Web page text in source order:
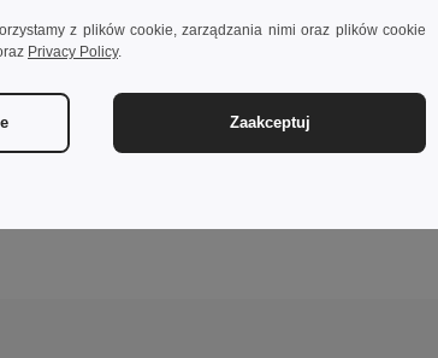
z plików cookie, zarządzania nimi oraz plików cookie
Privacy Policy.
Zaakceptuj